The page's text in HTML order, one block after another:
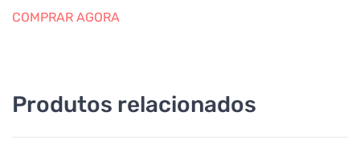
COMPRAR AGORA
Produtos relacionados